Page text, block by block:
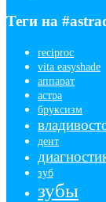
Теги на
reciproc
vita easyshade
аппарат
астра
бруксизм
дент
зуб
зубы